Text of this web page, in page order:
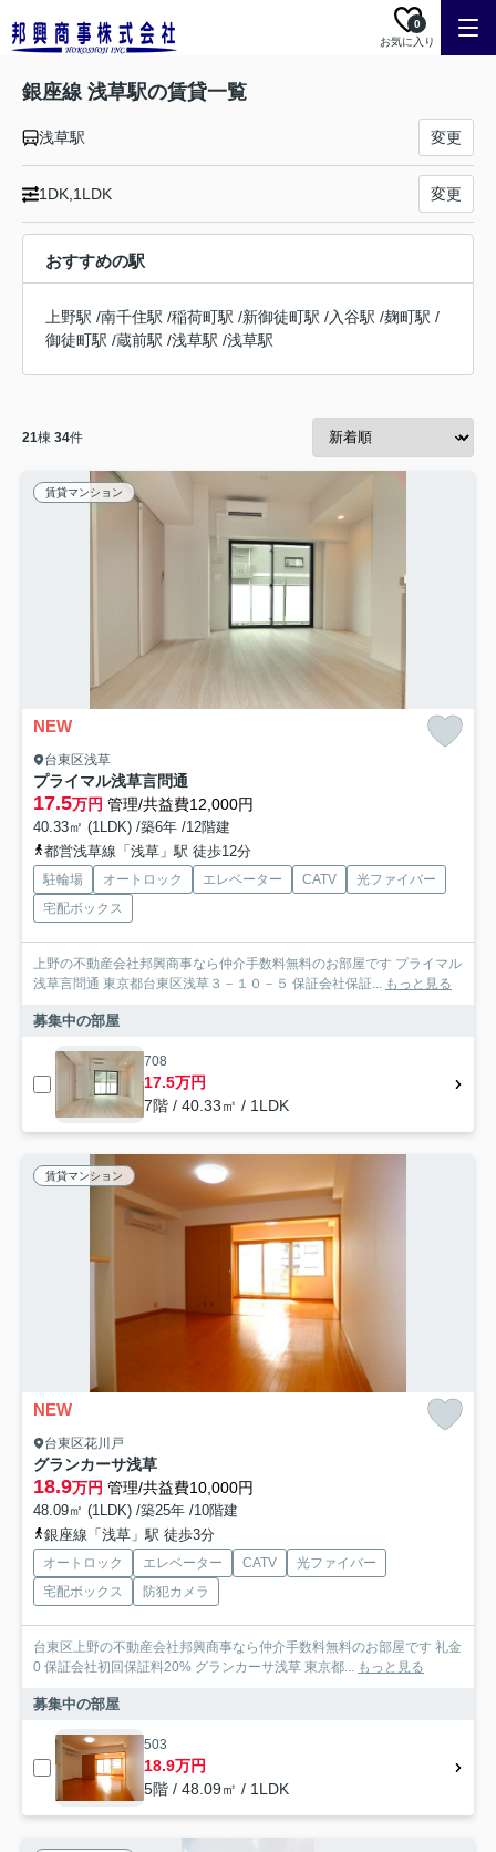
お気に入り
0
銀座線 浅草駅の賃貸一覧
浅草駅 変更
1DK,1LDK 変更
おすすめの駅
上野駅 /南千住駅 /稲荷町駅 /新御徒町駅 /入谷駅 /麹町駅 /
御徒町駅 /蔵前駅 /浅草駅 /浅草駅
21棟 34件
賃貸マンション
NEW
台東区浅草
プライマル浅草言問通
17.5万円 管理/共益費12,000円
40.33㎡ (1LDK) /築6年 /12階建
都営浅草線「浅草」駅 徒歩12分
駐輪場 オートロック エレベーター CATV
光ファイバー
宅配ボックス
上野の不動産会社邦興商事なら仲介手数料無料のお部屋です プライマル
浅草言問通 東京都台東区浅草３－１０－５ 保証会社保証... もっと見る
募集中の部屋
708
17.5万円
7階 / 40.33㎡ / 1LDK
賃貸マンション
NEW
台東区花川戸
グランカーサ浅草
18.9万円 管理/共益費10,000円
48.09㎡ (1LDK) /築25年 /10階建
銀座線「浅草」駅 徒歩3分
オートロック エレベーター CATV
光ファイバー
宅配ボックス
防犯カメラ
台東区上野の不動産会社邦興商事なら仲介手数料無料のお部屋です 礼金
0 保証会社初回保証料20% グランカーサ浅草 東京都... もっと見る
募集中の部屋
503
18.9万円
5階 / 48.09㎡ / 1LDK